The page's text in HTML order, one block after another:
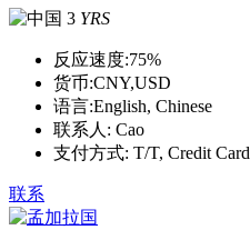
3 YRS
反应速度:75%
货币:CNY,USD
语言:English, Chinese
联系人: Cao
支付方式: T/T, Credit Card
联系